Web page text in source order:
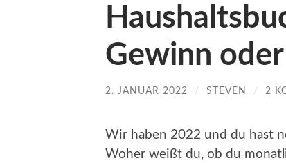
Gewinn
2. JANUAR 2022 / STEVEN / 2
Wir haben 2022 und du hast
Woher weißt du, ob du